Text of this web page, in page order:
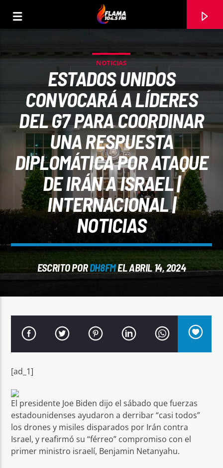
CANCIÓN ACTUAL
TÍTULO
ARTISTA
NOTICIAS
ESTADOS UNIDOS
CONVOCARÁ A LÍDERES
DEL G7 PARA COORDINAR
UNA RESPUESTA
DIPLOMÁTICA POR ATAQUE
DE IRÁN A ISRAEL |
INTERNACIONAL |
NOTICIAS
ESCRITO PORDH8FMEL ABRIL 14, 2024
[ad_1]
El presidente Joe Biden dijo el sábado que fuerzas
estadounidenses ayudaron a derribar “casi todos”
los drones y misiles disparados por Irán contra
Israel, y reafirmó su “férreo” compromiso con el
primer ministro israelí, Benjamin Netanyahu.